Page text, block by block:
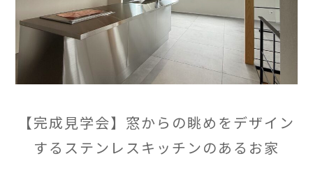
【完成見学会】窓からの眺めをデザイン
するステンレスキッチンのあるお家